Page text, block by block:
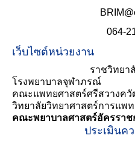
064-
เว็บไซต์หน่วยงาน
ราชวิทยา
โรงพยาบาลจุฬาภรณ์
คณะแพทยศาสตร์ศรีสวางค
วิทยาลัยวิทยาศาสตร์การแพ
คณะพยาบาลศาสตร์อัครราช
ประเมินค